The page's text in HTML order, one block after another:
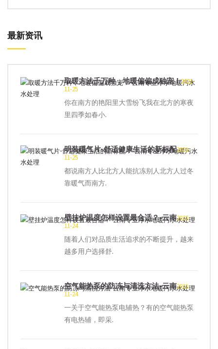
最新资讯
取暖方法千万种，地暖偏偏成独宠！2021-
11-25
你在南方的艳阳里大雪纷飞我在北方的寒夜
里四季如春小.
明装暖气片-舒适健康生活的新标配2021-
11-25
都说南方人比北方人能抗冻别人北方人过冬
靠暖气而南方.
壁挂炉温度怎样设置最合适？-云南2021-
11-24
随着人们对品质生活追求的不断提升，越来
越多用户选择舒.
空气能热泵的防冻与清洗方法-云南2021-
11-24
一关于空气能热泵电辅热？有的空气能热泵
有电热辅，即采.